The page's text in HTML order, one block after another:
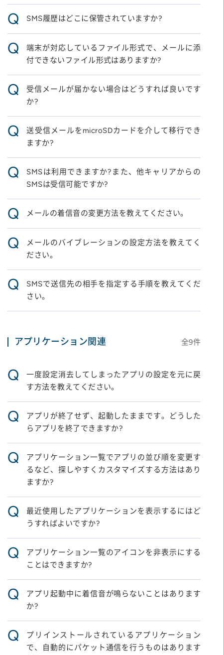
Q SMS履歴はどこに保管されていますか?
Q
端末が対応しているファイル形式で、メールに添
付できないファイル形式はありますか?
Q
受信メールが届かない場合はどうすれば良いです
か?
Q
送受信メールをmicroSDカードを介して移行でき
ますか?
Q
SMSは利用できますか?また、他キャリアからの
SMSは受信可能ですか?
Q メールの着信音の変更方法を教えてください。
Q
メールのバイブレーションの設定方法を教えてく
ださい。
Q
SMSで送信先の相手を指定する手順を教えてくだ
さい。
アプリケーション関連 全9件
Q
一度設定消去してしまったアプリの設定を元に戻
す方法を教えてください。
Q
アプリが終了せず、起動したままです。どうした
らアプリを終了できますか?
Q
アプリケーション一覧でアプリの並び順を変更す
るなど、探しやすくカスタマイズする方法はあり
ますか?
Q
最近使用したアプリケーションを表示するにはど
うすればよいですか?
Q
アプリケーション一覧のアイコンを非表示にする
ことはできますか?
Q
アプリ起動中に着信音が鳴らないことはあります
か?
Q
プリインストールされているアプリケーション
で、自動的にパケット通信を行うものはあります